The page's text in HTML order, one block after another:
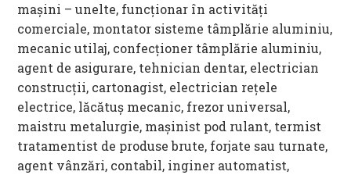
mașini – unelte, funcționar în activități
comerciale, montator sisteme tâmplărie aluminiu,
mecanic utilaj, confecționer tâmplărie aluminiu,
agent de asigurare, tehnician dentar, electrician
construcții, cartonagist, electrician rețele
electrice, lăcătuș mecanic, frezor universal,
maistru metalurgie, mașinist pod rulant, termist
tratamentist de produse brute, forjate sau turnate,
agent vânzări, contabil, inginer automatist,